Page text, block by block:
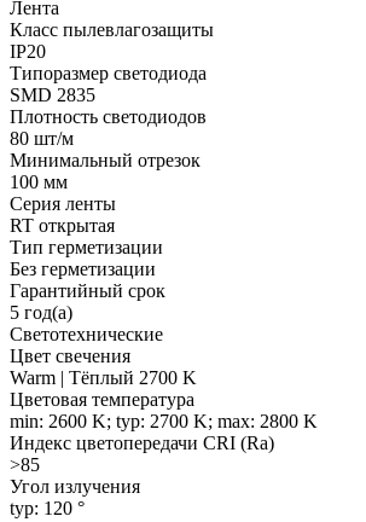
Лента
Класс пылевлагозащиты
IP20
Типоразмер светодиода
SMD 2835
Плотность светодиодов
80 шт/м
Минимальный отрезок
100 мм
Серия ленты
RT открытая
Тип герметизации
Без герметизации
Гарантийный срок
5 год(а)
Светотехнические
Цвет свечения
Warm | Тёплый 2700 K
Цветовая температура
min: 2600 K; typ: 2700 K; max: 2800 K
Индекс цветопередачи CRI (Ra)
>85
Угол излучения
typ: 120 °